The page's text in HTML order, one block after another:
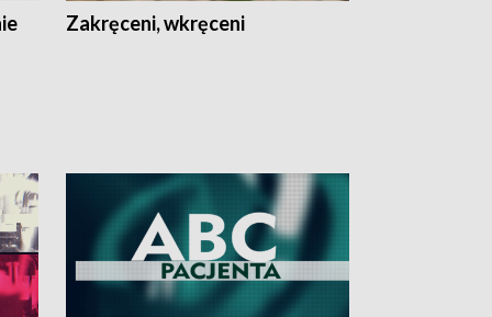
Zakręceni, wkręceni